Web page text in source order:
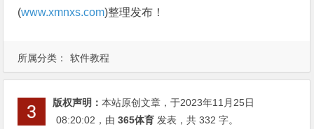
所属分类： 软件教程
(www.xmnxs.com)整理发布！
版权声明：本站原创文章，于2023年11月25日
08:20:02 ，由365体育 发表，共 332 字。